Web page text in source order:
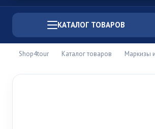
КАТАЛОГ ТОВАРОВ
Shop4tour Каталог товаров Маркизы